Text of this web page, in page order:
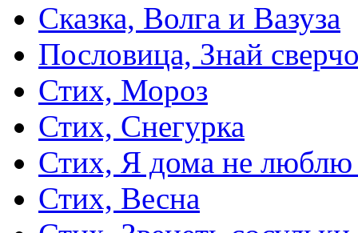
Сказка, Волга и Вазуза
Пословица, Знай
Стих, Мороз
Стих, Снегурка
Стих, Я дома не люблю
Стих, Весна